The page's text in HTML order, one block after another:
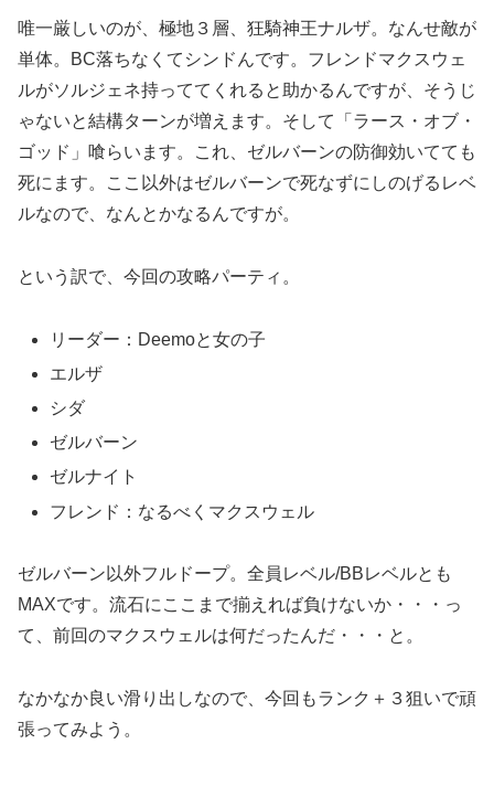
唯一厳しいのが、極地３層、狂騎神王ナルザ。なんせ敵が
単体。BC落ちなくてシンドんです。フレンドマクスウェ
ルがソルジェネ持っててくれると助かるんですが、そうじ
ゃないと結構ターンが増えます。そして「ラース・オブ・
ゴッド」喰らいます。これ、ゼルバーンの防御効いてても
死にます。ここ以外はゼルバーンで死なずにしのげるレベ
ルなので、なんとかなるんですが。
という訳で、今回の攻略パーティ。
リーダー：Deemoと女の子
エルザ
シダ
ゼルバーン
ゼルナイト
フレンド：なるべくマクスウェル
ゼルバーン以外フルドープ。全員レベル/BBレベルとも
MAXです。流石にここまで揃えれば負けないか・・・っ
て、前回のマクスウェルは何だったんだ・・・と。
なかなか良い滑り出しなので、今回もランク＋３狙いで頑
張ってみよう。